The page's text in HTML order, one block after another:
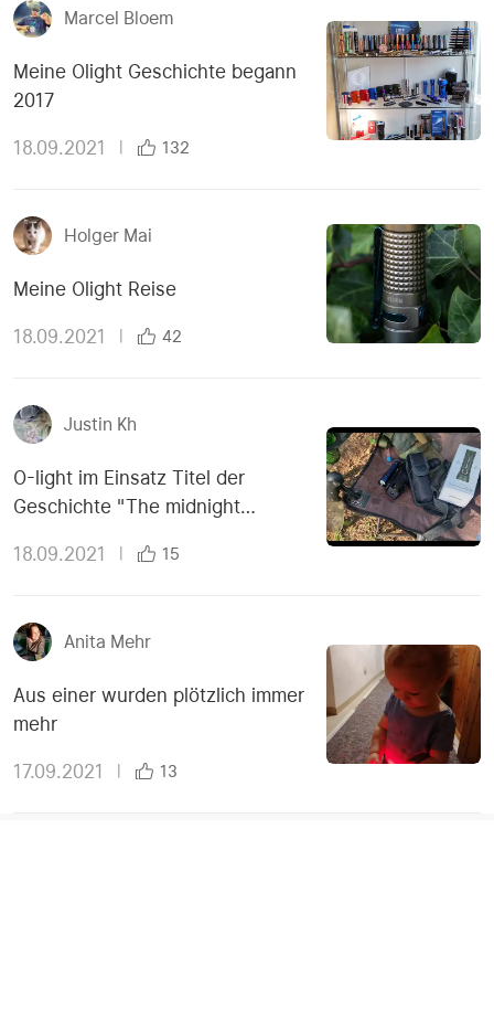
Marcel Bloem
Meine Olight Geschichte begann
2017
18.09.2021 132
Holger Mai
Meine Olight Reise
18.09.2021 42
Justin Kh
O-light im Einsatz Titel der
Geschichte "The midnight
18.09.2021 15
Anita Mehr
Aus einer wurden plötzlich immer
mehr
17.09.2021 13